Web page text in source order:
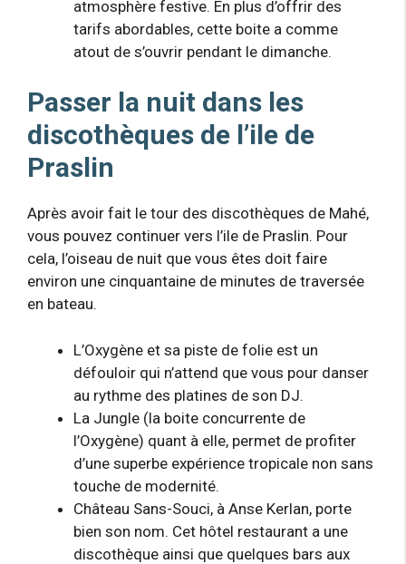
atmosphère festive. En plus d’offrir des
tarifs abordables, cette boite a comme
atout de s’ouvrir pendant le dimanche.
Passer la nuit dans les
discothèques de l’ile de
Praslin
Après avoir fait le tour des discothèques de Mahé,
vous pouvez continuer vers l’ile de Praslin. Pour
cela, l’oiseau de nuit que vous êtes doit faire
environ une cinquantaine de minutes de traversée
en bateau.
L’Oxygène et sa piste de folie est un
défouloir qui n’attend que vous pour danser
au rythme des platines de son DJ.
La Jungle (la boite concurrente de
l’Oxygène) quant à elle, permet de profiter
d’une superbe expérience tropicale non sans
touche de modernité.
Château Sans-Souci, à Anse Kerlan, porte
bien son nom. Cet hôtel restaurant a une
discothèque ainsi que quelques bars aux